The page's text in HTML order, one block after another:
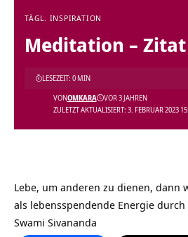
TÄGL. INSPIRATION
Meditation – Zitat
ZULETZT AKTUALISIERT: 3. FEBRUAR 2023
VONOMKARA VOR 3 JAHREN
LESEZEIT: 0 MIN
Lebe, um anderen zu dienen, dann
als lebensspendende Energie
Swami Sivananda